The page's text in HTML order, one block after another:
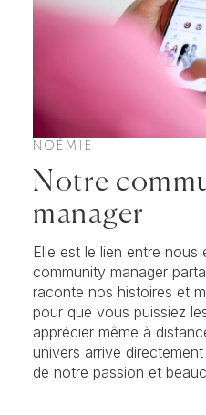
NOÉMIE
Notre
manager
Elle est le lien entre nous
community manager
raconte nos histoires et
pour que vous puissiez
apprécier même à
univers arrive
de notre passion et